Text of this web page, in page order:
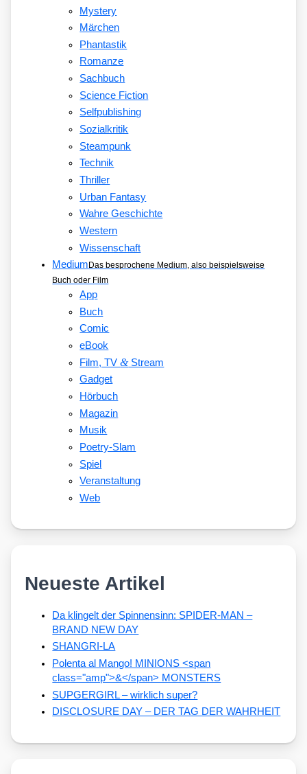
Mystery
Märchen
Phantastik
Romanze
Sachbuch
Science Fiction
Selfpublishing
Sozialkritik
Steampunk
Technik
Thriller
Urban Fantasy
Wahre Geschichte
Western
Wissenschaft
Medium Das besprochene Medium, also beispielsweise
Buch oder Film
App
Buch
Comic
eBook
Film, TV&Stream
Gadget
Hörbuch
Magazin
Musik
Poetry-Slam
Spiel
Veranstaltung
Web
Neueste Artikel
Da klingelt der Spinnensinn: SPIDER-MAN –
BRAND NEW DAY
SHANGRI-LA
Polenta al Mango! MINIONS <span
class="amp">&</span> MONSTERS
SUPGERGIRL – wirklich super?
DISCLOSURE DAY – DER TAG DER WAHRHEIT